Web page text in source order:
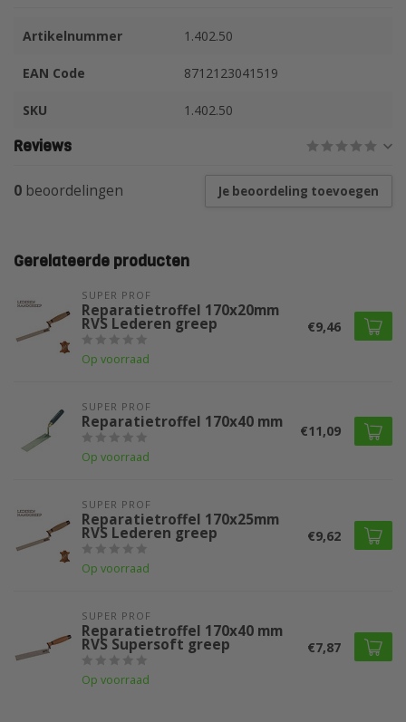
Artikelnummer 1.402.50
EAN Code 8712123041519
SKU 1.402.50
Reviews
0 beoordelingen Je beoordeling toevoegen
Gerelateerde producten
SUPER PROF
Reparatietroffel 170x20mm
RVS Lederen greep
Op voorraad
€9,46
SUPER PROF
Reparatietroffel 170x40 mm
Op voorraad
€11,09
SUPER PROF
Reparatietroffel 170x25mm
RVS Lederen greep
Op voorraad
€9,62
SUPER PROF
Reparatietroffel 170x40 mm
RVS Supersoft greep
Op voorraad
€7,87